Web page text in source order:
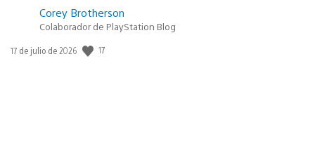
Corey Brotherson
Colaborador de PlayStation Blog
Fecha
17 de julio de 2026 17